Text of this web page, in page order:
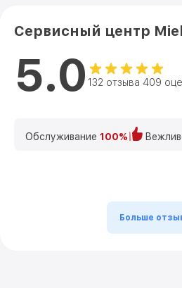
Сервисный центр
5.0 132 отзыва 409
Обслуживание 100%
Больше